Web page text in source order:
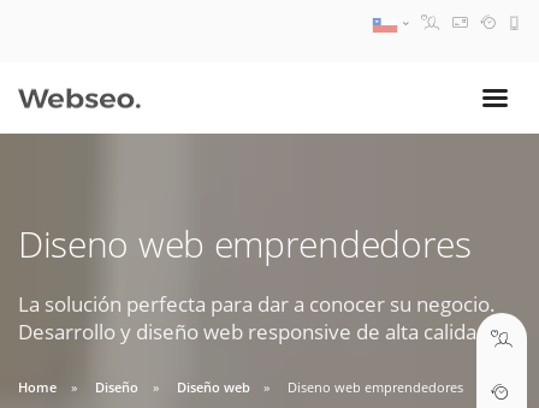
Diseno web emprendedores
La solución perfecta para dar a conocer su negocio.
Desarrollo y diseño web responsive de alta calidad.
Home Diseño Diseño web Diseno web emprendedores
09:30 AM A 18:30 PM
soporte@webseo.cl